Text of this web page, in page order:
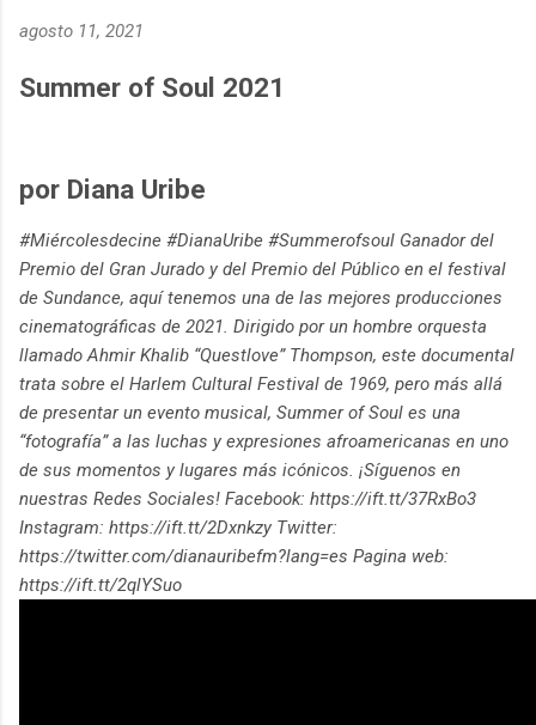
agosto 11, 2021
Summer of Soul 2021
por Diana Uribe
#Miércolesdecine #DianaUribe #Summerofsoul Ganador del
Premio del Gran Jurado y del Premio del Público en el festival
de Sundance, aquí tenemos una de las mejores producciones
cinematográficas de 2021. Dirigido por un hombre orquesta
llamado Ahmir Khalib “Questlove” Thompson, este documental
trata sobre el Harlem Cultural Festival de 1969, pero más allá
de presentar un evento musical, Summer of Soul es una
“fotografía” a las luchas y expresiones afroamericanas en uno
de sus momentos y lugares más icónicos. ¡Síguenos en
nuestras Redes Sociales! Facebook: https://ift.tt/37RxBo3
Instagram: https://ift.tt/2Dxnkzy Twitter:
https://twitter.com/dianauribefm?lang=es Pagina web:
https://ift.tt/2qlYSuo